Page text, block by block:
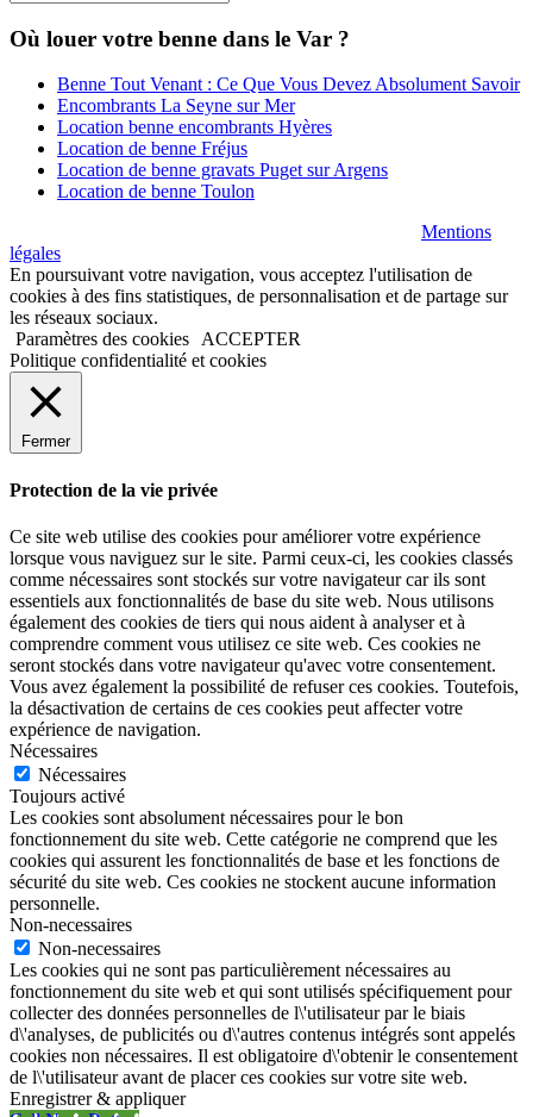
Où louer votre benne dans le Var ?
Benne Tout Venant : Ce Que Vous Devez Absolument Savoir
Encombrants La Seyne sur Mer
Location benne encombrants Hyères
Location de benne Fréjus
Location de benne gravats Puget sur Argens
Location de benne Toulon
Mentions
légales
En poursuivant votre navigation, vous acceptez l'utilisation de
cookies à des fins statistiques, de personnalisation et de partage sur
les réseaux sociaux.
Paramètres des cookies
ACCEPTER
Politique confidentialité et cookies
Fermer
Protection de la vie privée
Ce site web utilise des cookies pour améliorer votre expérience
lorsque vous naviguez sur le site. Parmi ceux-ci, les cookies classés
comme nécessaires sont stockés sur votre navigateur car ils sont
essentiels aux fonctionnalités de base du site web. Nous utilisons
également des cookies de tiers qui nous aident à analyser et à
comprendre comment vous utilisez ce site web. Ces cookies ne
seront stockés dans votre navigateur qu'avec votre consentement.
Vous avez également la possibilité de refuser ces cookies. Toutefois,
la désactivation de certains de ces cookies peut affecter votre
expérience de navigation.
Nécessaires
Nécessaires
Toujours activé
Les cookies sont absolument nécessaires pour le bon
fonctionnement du site web. Cette catégorie ne comprend que les
cookies qui assurent les fonctionnalités de base et les fonctions de
sécurité du site web. Ces cookies ne stockent aucune information
personnelle.
Non-necessaires
Non-necessaires
Les cookies qui ne sont pas particulièrement nécessaires au
fonctionnement du site web et qui sont utilisés spécifiquement pour
collecter des données personnelles de l\'utilisateur par le biais
d\'analyses, de publicités ou d\'autres contenus intégrés sont appelés
cookies non nécessaires. Il est obligatoire d\'obtenir le consentement
de l\'utilisateur avant de placer ces cookies sur votre site web.
Enregistrer & appliquer